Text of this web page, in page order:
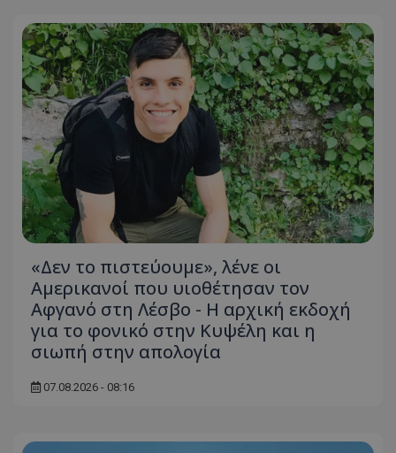
«Δεν το πιστεύουμε», λένε οι
Αμερικανοί που υιοθέτησαν τον
Αφγανό στη Λέσβο - Η αρχική εκδοχή
για το φονικό στην Κυψέλη και η
σιωπή στην απολογία
07.08.2026 - 08:16